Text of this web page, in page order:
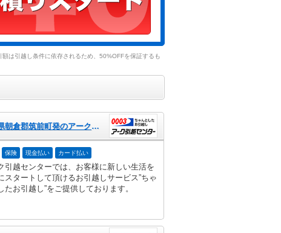
は引越し条件に依存されるため、50%OFFを保証するも
福岡県朝倉郡筑前町発のアーク引越センター
保険 現金払い カード払い
引越センターでは、お客様に新しい生活を
スタートして頂けるお引越しサービス”ちゃ
たお引越し”をご提供しております。